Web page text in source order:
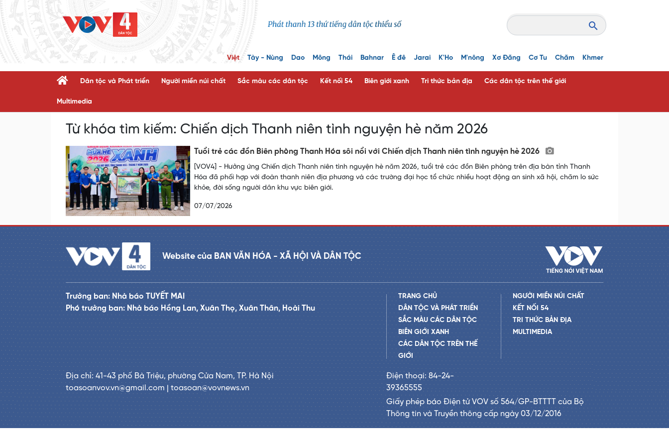
Việt Tày - Nùng Dao Mông Thái Bahnar Ê đê Jarai K'Ho M'nông Xơ Đăng Cơ Tu Chăm Khmer
Dân tộc và Phát triển Người miền núi chất Sắc màu các dân tộc Kết nối 54 Biên giới xanh Tri thức bản địa Các dân tộc trên thế giới
Multimedia
Từ khóa tìm kiếm: Chiến dịch Thanh niên tình nguyện hè năm 2026
Tuổi trẻ các đồn Biên phòng Thanh Hóa sôi nổi với Chiến dịch Thanh niên tình nguyện hè 2026
[VOV4] - Hưởng ứng Chiến dịch Thanh niên tình nguyện hè năm 2026, tuổi trẻ các đồn Biên phòng trên địa bàn tỉnh Thanh
Hóa đã phối hợp với đoàn thanh niên địa phương và các trường đại học tổ chức nhiều hoạt động an sinh xã hội, chăm lo sức
khỏe, đời sống người dân khu vực biên giới.
07/07/2026
Website của BAN VĂN HÓA - XÃ HỘI VÀ DÂN TỘC
Trưởng ban: Nhà báo TUYẾT MAI
Phó trưởng ban: Nhà báo Hồng Lan, Xuân Thọ, Xuân Thân, Hoài Thu
TRANG CHỦ
DÂN TỘC VÀ PHÁT TRIỂN
SẮC MÀU CÁC DÂN TỘC
BIÊN GIỚI XANH
CÁC DÂN TỘC TRÊN THẾ
GIỚI
NGƯỜI MIỀN NÚI CHẤT
KẾT NỐI 54
TRI THỨC BẢN ĐỊA
MULTIMEDIA
Địa chỉ: 41-43 phố Bà Triệu, phường Cửa Nam, TP. Hà Nội
toasoanvov.vn@gmail.com | toasoan@vovnews.vn
Điện thoại: 84-24-
39365555
Giấy phép báo Điện tử VOV số 564/GP-BTTTT của Bộ
Thông tin và Truyền thông cấp ngày 03/12/2016